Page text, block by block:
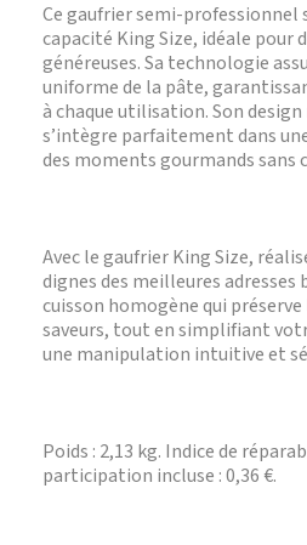
Ce gaufrier semi-professionnel
capacité King Size, idéale pour
généreuses. Sa technologie
uniforme de la pâte,
à chaque utilisation. Son
s’intègre parfaitement dans
des moments gourmands sans
Avec le gaufrier King Size,
dignes des meilleures adresses
cuisson homogène qui
saveurs, tout en simplifiant
une manipulation intuitive et
Poids : 2,13 kg. Indice de
participation incluse : 0,36 €.